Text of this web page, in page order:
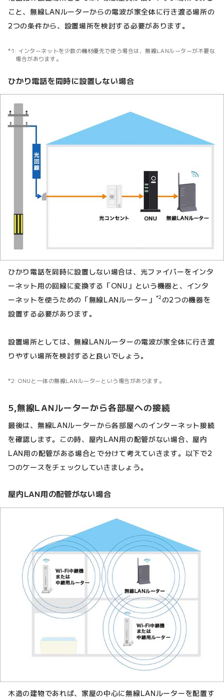
こと、無線LANルーターからの電波が家全体に行き渡る場所の
2つの条件から、設置場所を検討する必要があります。
1: インターネットを少数の機材優先で使う場合は、無線LANルーターが不要な
場合があります。
ひかり電話を同時に設置しない場合
ひかり電話を同時に設置しない場合は、光ファイバーをインタ
ーネット用の回線に変換する「ONU」という機器と、インタ
ーネットを使うための「無線LANルーター」 *2の2つの機器を
設置する必要があります。
設置場所としては、無線LANルーターの電波が家全体に行き渡
りやすい場所を検討すると良いでしょう。
2: ONUと一体の無線LANルーターという場合があります。
5,無線LANルーターから各部屋への接続
最後は、無線LANルーターから各部屋へのインターネット接続
を確認します。この時、屋内LAN用の配管がない場合、屋内
LAN用の配管がある場合とで分けて考えていきます。以下で2
つのケースをチェックしていきましょう。
屋内LAN用の配管がない場合
木造の建物であれば、家屋の中心に無線LANルーターを配置す